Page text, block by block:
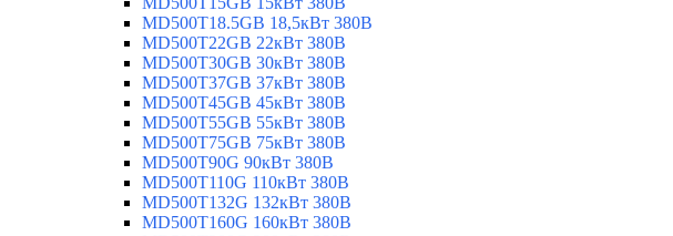
MD500T18.5GB 18,5кВт 380В
MD500T22GB 22кВт 380В
MD500T30GB 30кВт 380В
MD500T37GB 37кВт 380В
MD500T45GB 45кВт 380В
MD500T55GB 55кВт 380В
MD500T75GB 75кВт 380В
MD500T90G 90кВт 380В
MD500T110G 110кВт 380В
MD500T132G 132кВт 380В
MD500T160G 160кВт 380В